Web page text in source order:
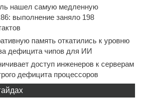
нашел самую медленную
выполнение заняло 198
память откатились к уровню
дефицита чипов для ИИ
доступ инженеров к серверам
дефицита процессоров